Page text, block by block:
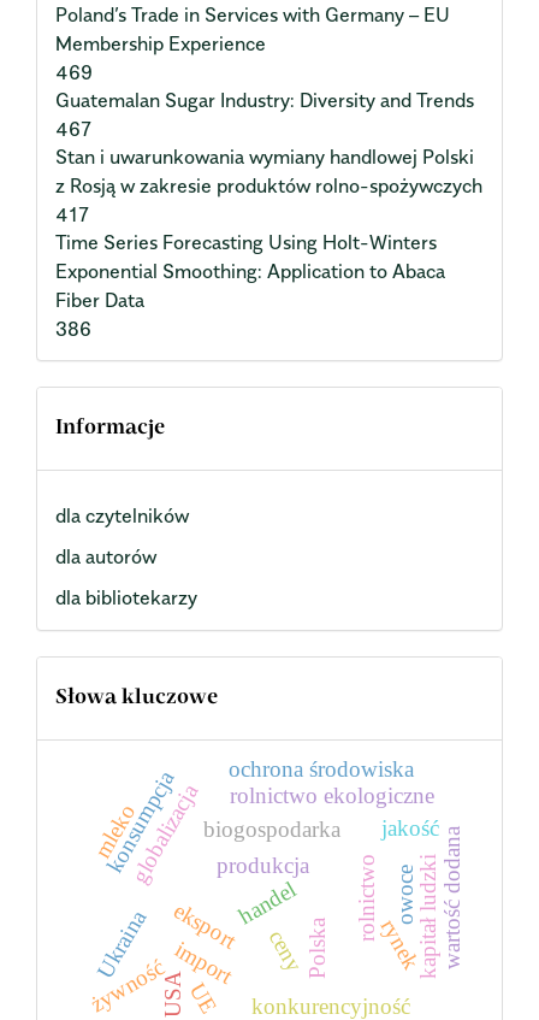
Poland’s Trade in Services with Germany – EU
Membership Experience
469
Guatemalan Sugar Industry: Diversity and Trends
467
Stan i uwarunkowania wymiany handlowej Polski
z Rosją w zakresie produktów rolno-spożywczych
417
Time Series Forecasting Using Holt-Winters
Exponential Smoothing: Application to Abaca
Fiber Data
386
Informacje
dla czytelników
dla autorów
dla bibliotekarzy
Słowa kluczowe
rolnictwo
eksport
import
produkcja
Polska
konkurencyjność
globalizacja
ceny
UE
rolnictwo ekologiczne
konsumpcja
handel
rynek
żywność
kapitał ludzki
ochrona środowiska
owoce
biogospodarka wartość dodana
mleko jakość
USA
Ukraina